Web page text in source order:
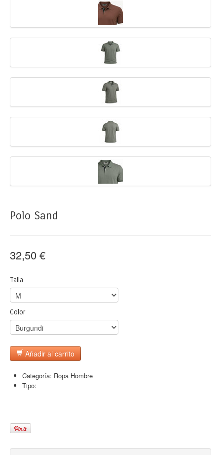
Polo Sand
32,50 €
Talla
Color
Añadir al carrito
Categoría: Ropa Hombre
Tipo: